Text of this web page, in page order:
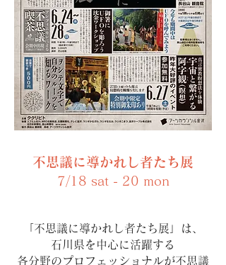
不思議に導かれし者たち展
7/18 sat - 20 mon
「不思議に導かれし者たち展」は、
石川県を中心に活躍する
各分野のプロフェッショナルが不思議